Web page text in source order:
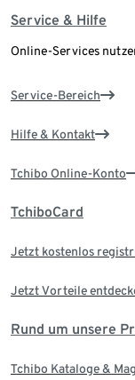
Service & Hilfe
Online-Services
Service-Bereich
Hilfe & Kontakt
Tchibo Online-Konto
TchiboCard
Jetzt kostenlos
Jetzt Vorteile
Rund um unsere
Tchibo Kataloge &